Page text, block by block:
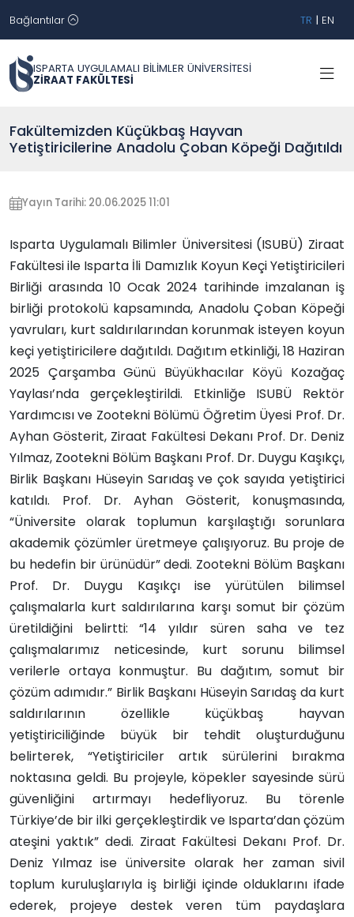
Bağlantılar TR | EN
ISPARTA UYGULAMALI BİLİMLER ÜNİVERSİTESİ
ZİRAAT FAKÜLTESİ
Fakültemizden Küçükbaş Hayvan
Yetiştiricilerine Anadolu Çoban Köpeği Dağıtıldı
Yayın Tarihi: 20.06.2025 11:01
Isparta Uygulamalı Bilimler Üniversitesi (ISUBÜ) Ziraat
Fakültesi ile Isparta İli Damızlık Koyun Keçi Yetiştiricileri
Birliği arasında 10 Ocak 2024 tarihinde imzalanan iş
birliği protokolü kapsamında, Anadolu Çoban Köpeği
yavruları, kurt saldırılarından korunmak isteyen koyun
keçi yetiştiricilere dağıtıldı. Dağıtım etkinliği, 18 Haziran
2025 Çarşamba Günü Büyükhacılar Köyü Kozağaç
Yaylası’nda gerçekleştirildi. Etkinliğe ISUBÜ Rektör
Yardımcısı ve Zootekni Bölümü Öğretim Üyesi Prof. Dr.
Ayhan Gösterit, Ziraat Fakültesi Dekanı Prof. Dr. Deniz
Yılmaz, Zootekni Bölüm Başkanı Prof. Dr. Duygu Kaşıkçı,
Birlik Başkanı Hüseyin Sarıdaş ve çok sayıda yetiştirici
katıldı. Prof. Dr. Ayhan Gösterit, konuşmasında,
“Üniversite olarak toplumun karşılaştığı sorunlara
akademik çözümler üretmeye çalışıyoruz. Bu proje de
bu hedefin bir ürünüdür” dedi. Zootekni Bölüm Başkanı
Prof. Dr. Duygu Kaşıkçı ise yürütülen bilimsel
çalışmalarla kurt saldırılarına karşı somut bir çözüm
üretildiğini belirtti: “14 yıldır süren saha ve tez
çalışmalarımız neticesinde, kurt sorunu bilimsel
verilerle ortaya konmuştur. Bu dağıtım, somut bir
çözüm adımıdır.” Birlik Başkanı Hüseyin Sarıdaş da kurt
saldırılarının özellikle küçükbaş hayvan
yetiştiriciliğinde büyük bir tehdit oluşturduğunu
belirterek, “Yetiştiriciler artık sürülerini bırakma
noktasına geldi. Bu projeyle, köpekler sayesinde sürü
güvenliğini artırmayı hedefliyoruz. Bu törenle
Türkiye’de bir ilki gerçekleştirdik ve Isparta’dan çözüm
ateşini yaktık” dedi. Ziraat Fakültesi Dekanı Prof. Dr.
Deniz Yılmaz ise üniversite olarak her zaman sivil
toplum kuruluşlarıyla iş birliği içinde olduklarını ifade
ederek, projeye destek veren tüm paydaşlara